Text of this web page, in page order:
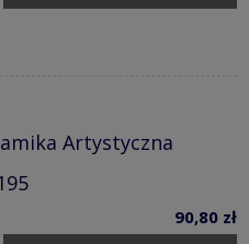
Artystyczna
90,80 zł